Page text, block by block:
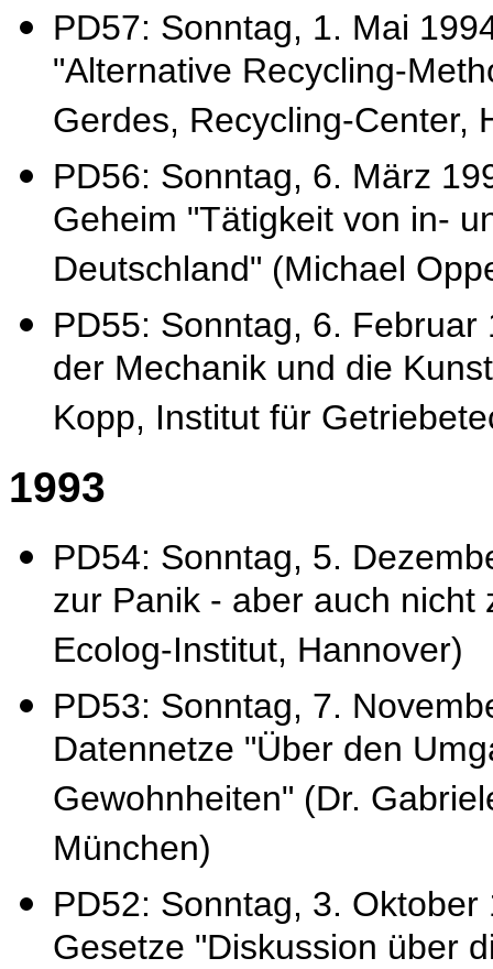
PD57: Sonntag, 1. Mai
"Alternative Recycling-
Gerdes, Recycling-Center,
PD56: Sonntag, 6. März
Geheim "Tätigkeit von in-
Deutschland" (Michael
PD55: Sonntag, 6.
der Mechanik und die
Kopp, Institut für
1993
PD54: Sonntag, 5.
zur Panik - aber auch nicht
Ecolog-Institut, Hannover)
PD53: Sonntag, 7.
Datennetze "Über den
Gewohnheiten" (Dr.
München)
PD52: Sonntag, 3.
Gesetze "Diskussion über